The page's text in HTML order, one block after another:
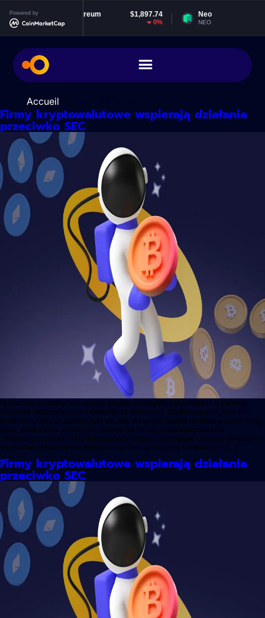
Powered by
Ethereum $1,897.74
ETH
Neo
NEO
Accueil
Firmy kryptowalutowe wspierają działania
przeciwko SEC
W kontekście rosnących napięć między przemysłem kryptowalut a Komisją
Papierów Wartościowych i Giełd (SEC) w Stanach Zjednoczonych, kilka firm
kryptowalutowych zjednoczyło się, aby wesprzeć pozew wniesiony przez firmę
Beba, producenta odzieży. Ta sprawa ma na celu zakwestionowanie
"niepisanych zasad" SEC dotyczących regulacji airdropów, rzucając światło na
wyzwania, przed którymi stoi sektor w obliczu regulacji uznawanych […]
Firmy kryptowalutowe wspierają działania
przeciwko SEC